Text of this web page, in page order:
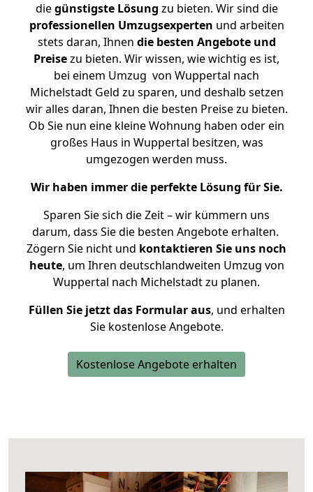
diegünstigste Lösung zu bieten. Wir sind die
professionellen Umzugsexperten und arbeiten
stets daran, Ihnen die besten Angebote und
Preisezu bieten. Wir wissen, wie wichtig es ist,
bei einem Umzug von Wuppertal nach
Michelstadt Geld zu sparen, und deshalb setzen
wir alles daran, Ihnen die besten Preise zu bieten.
Ob Sie nun eine kleine Wohnung haben oder ein
großes Haus in Wuppertal besitzen, was
umgezogen werden muss.
Wir haben immer die perfekte Lösung für Sie.
Sparen Sie sich die Zeit – wir kümmern uns
darum, dass Sie die besten Angebote erhalten.
Zögern Sie nicht und kontaktieren Sie uns noch
heute, um Ihren deutschlandweiten Umzug von
Wuppertal nach Michelstadt zu planen.
Füllen Sie jetzt das Formular aus, und erhalten
Sie kostenlose Angebote.
Kostenlose Angebote erhalten